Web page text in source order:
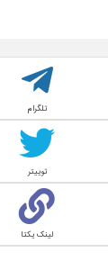
تلگرام
توییتر
لینک یکتا